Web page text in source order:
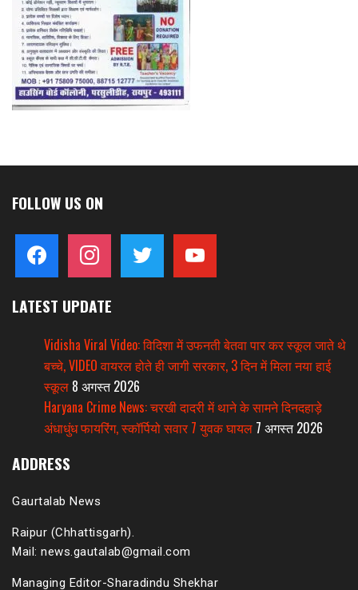
FOLLOW US ON
facebook instagram twitter youtube
LATEST UPDATE
Vidisha Viral Video: विदिशा में उफनती बेतवा पार कर स्कूल जाते थे
बच्चे, VIDEO वायरल होते ही जागी सरकार, 3 दिन में मिला नया हाई
स्कूल 8 अगस्त 2026
Haryana Crime News: चरखी दादरी में थाने के सामने दिनदहाड़े
अंधाधुंध फायरिंग, स्कॉर्पियो सवार 7 युवक घायल 7 अगस्त 2026
ADDRESS
Gaurtalab News
Raipur (Chhattisgarh).
Mail: news.gautalab@gmail.com
Managing Editor-Sharadindu Shekhar